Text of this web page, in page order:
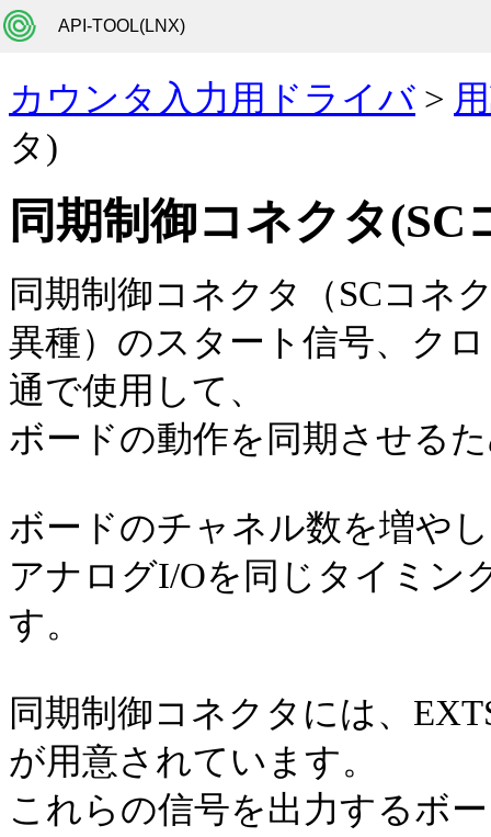
API-TOOL(LNX)
カウンタ入力用ドライバ >
タ)
同期制御コネクタ(SC
同期制御コネクタ（SCコネ
異種）のスタート信号、ク
通で使用して、
ボードの動作を同期させる
ボードのチャネル数を増や
アナログI/Oを同じタイミン
す。
同期制御コネクタには、
が用意されています。
これらの信号を出力するボ